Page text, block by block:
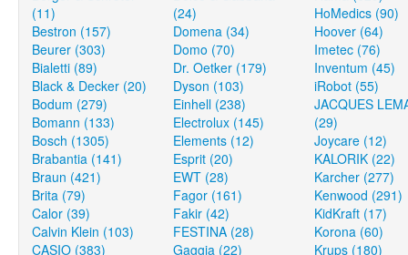
(11)
Bestron (157)
Beurer (303)
Bialetti (89)
Black & Decker (20)
Bodum (279)
Bomann (133)
Bosch (1305)
Brabantia (141)
Braun (421)
Brita (79)
Calor (39)
Calvin Klein (103)
CASIO (383)
(24)
Domena (34)
Domo (70)
Dr. Oetker (179)
Dyson (103)
Einhell (238)
Electrolux (145)
Elements (12)
Esprit (20)
EWT (28)
Fagor (161)
Fakir (42)
FESTINA (28)
Gaggia (22)
HoMedics (90)
Hoover (64)
Imetec (76)
Inventum (45)
iRobot (55)
JACQUES
(29)
Joycare (12)
KALORIK (22)
Karcher (277)
Kenwood (291)
KidKraft (17)
Korona (60)
Krups (180)